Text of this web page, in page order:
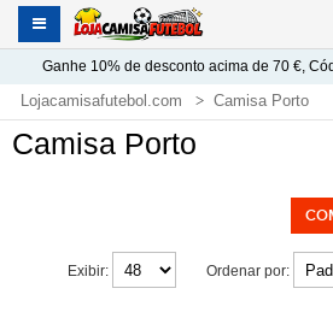
Ganhe 10%de desconto acima de 70 €,
Lojacamisafutebol.com Camisa Porto
Camisa Porto
Ordenar por:
Exibir: